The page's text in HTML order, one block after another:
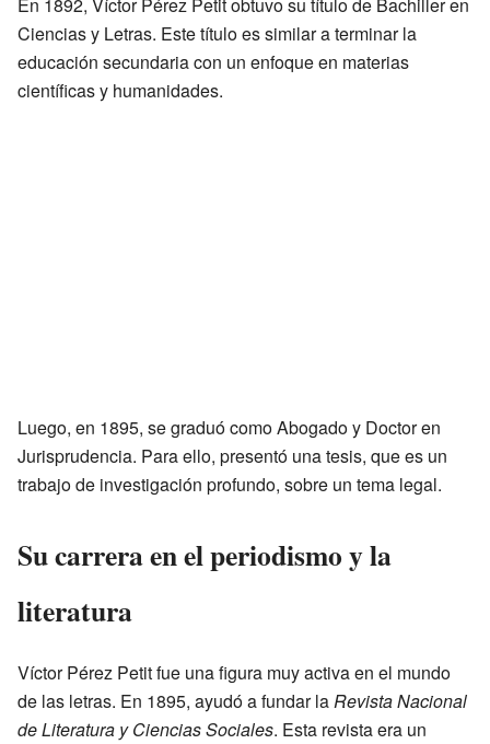
Ciencias y Letras. Este título es similar a terminar la
educación secundaria con un enfoque en materias
científicas y humanidades.
Luego, en 1895, se graduó como Abogado y Doctor en
Jurisprudencia. Para ello, presentó una tesis, que es un
trabajo de investigación profundo, sobre un tema legal.
Su carrera en el periodismo y la
literatura
Víctor Pérez Petit fue una figura muy activa en el mundo
de las letras. En 1895, ayudó a fundar laRevista Nacional
de Literatura y Ciencias Sociales. Esta revista era un